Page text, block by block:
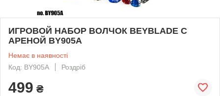
ИГРОВОЙ НАБОР ВОЛЧОК BEYBLADE С
АРЕНОЙ BY905A
Немає в наявності
Код: BY905A
Роздріб
499 ₴